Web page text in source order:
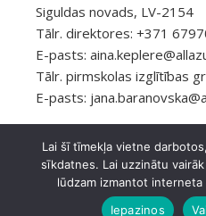
Siguldas novads, LV-2154
Tālr. direktores: +371
E-pasts:
Tālr. pirmskolas izglītības
E-pasts:
© 2026 Allažu
Ashe Tēma,
Lai šī tīmekļa vietne
sīkdatnes. Lai uzzinātu
lūdzam izmantot interneta
Iepazinos